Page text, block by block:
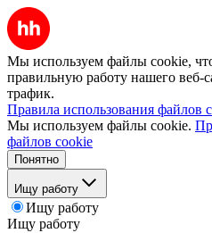
Мы используем файлы cookie,
правильную работу нашего веб-
трафик.
Правила использования файлов
Мы используем файлы cookie.
файлов cookie
Понятно
Ищу работу
Ищу работу
Ищу работу